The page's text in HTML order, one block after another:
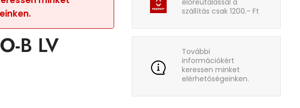
B LV
szállítás csak 1200.- Ft
További
információkért
keressen minket
elérhetőségeinken.